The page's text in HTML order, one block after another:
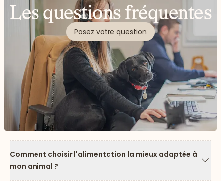
Les questions fréquentes
Posez votre question
Comment choisir l'alimentation la mieux adaptée à
mon animal ?